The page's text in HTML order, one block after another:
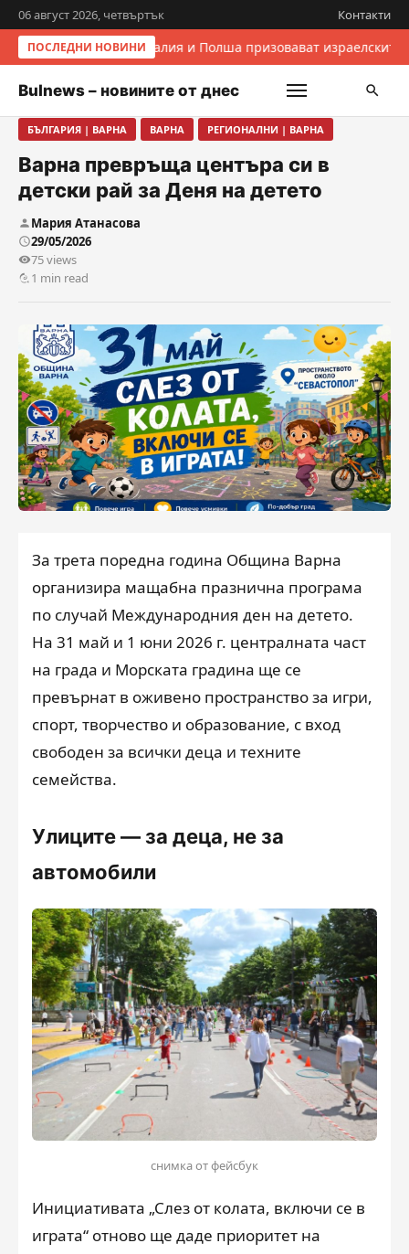
06 август 2026, четвъртък Контакти
ПОСЛЕДНИ НОВИНИИталия и Полша призовават
Bulnews – новините от днес
БЪЛГАРИЯ | ВАРНА ВАРНА РЕГИОНАЛНИ | ВАРНА
Варна превръща центъра си в
детски рай за Деня на детето
Мария Атанасова
29/05/2026
75 views
1 min read
За трета поредна година Община Варна
организира мащабна празнична програма
по случай Международния ден на детето.
На 31 май и 1 юни 2026 г. централната част
на града и Морската градина ще се
превърнат в оживено пространство за игри,
спорт, творчество и образование, с вход
свободен за всички деца и техните
семейства.
Улиците — за деца, не за
автомобили
снимка от фейсбук
Инициативата „Слез от колата, включи се в
играта“ отново ще даде приоритет на